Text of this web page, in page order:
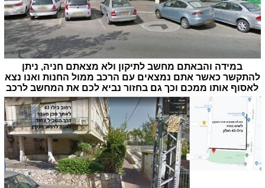
במידה והבאתם מחשב לתיקון ולא מצאתם חניה, ניתן
להתקשר כאשר אתם נמצאים עם הרכב ממול החנות ואנו נצא
לאסוף אותו ממכם וכך גם בחזור נביא לכם את המחשב לרכב